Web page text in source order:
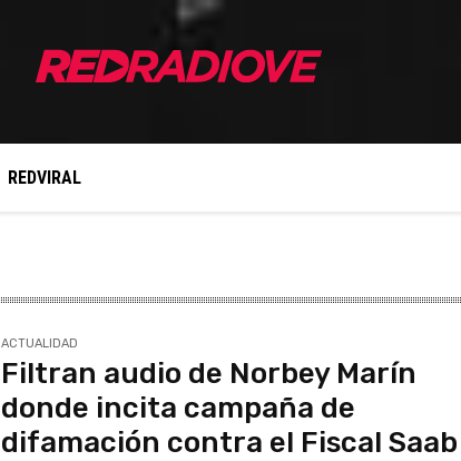
REDVIRAL
ACTUALIDAD
Filtran audio de Norbey Marín
donde incita campaña de
difamación contra el Fiscal Saab